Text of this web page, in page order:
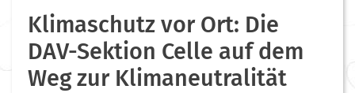
Klimaschutz vor Ort: Die
DAV-Sektion Celle auf dem
Weg zur Klimaneutralität